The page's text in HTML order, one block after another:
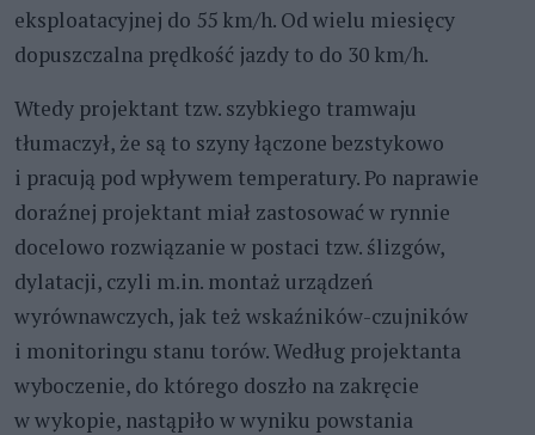
eksploatacyjnej do 55 km/h. Od wielu miesięcy
dopuszczalna prędkość jazdy to do 30 km/h.
Wtedy projektant tzw. szybkiego tramwaju
tłumaczył, że są to szyny łączone bezstykowo
i pracują pod wpływem temperatury. Po naprawie
doraźnej projektant miał zastosować w rynnie
docelowo rozwiązanie w postaci tzw. ślizgów,
dylatacji, czyli m.in. montaż urządzeń
wyrównawczych, jak też wskaźników-czujników
i monitoringu stanu torów. Według projektanta
wyboczenie, do którego doszło na zakręcie
w wykopie, nastąpiło w wyniku powstania